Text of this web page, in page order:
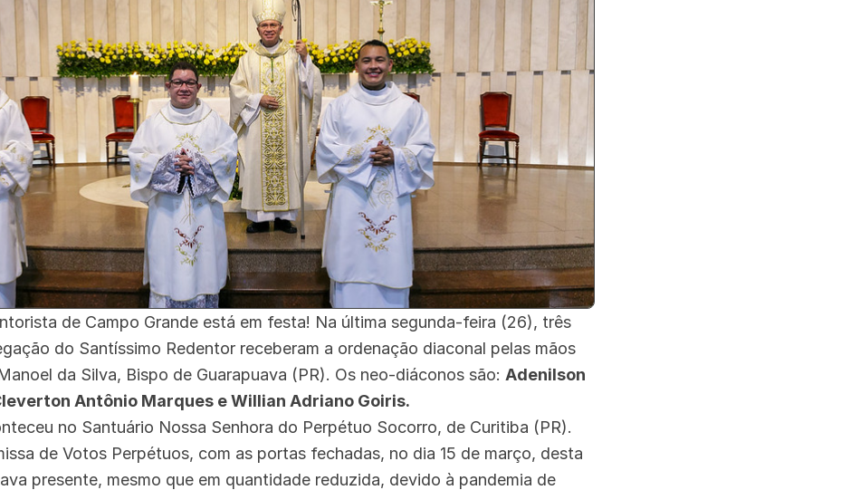
de Campo Grande está em festa! Na última segunda-feira (26), três
do Santíssimo Redentor receberam a ordenação diaconal pelas mãos
da Silva, Bispo de Guarapuava (PR). Os neo-diáconos são: Adenilson
Antônio Marques e Willian Adriano Goiris.
no Santuário Nossa Senhora do Perpétuo Socorro, de Curitiba (PR).
de Votos Perpétuos, com as portas fechadas, no dia 15 de março, desta
presente, mesmo que em quantidade reduzida, devido à pandemia de